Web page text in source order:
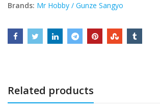
Brands: Mr Hobby / Gunze Sangyo
Related products